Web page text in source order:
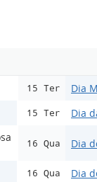
15 Ter Dia
15 Ter Dia
16 Qua Dia
16 Qua Dia